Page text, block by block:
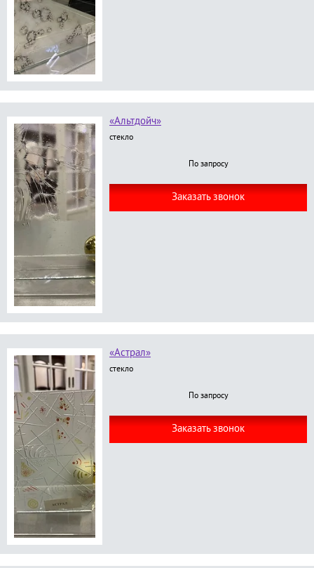
«Альтдойч»
стекло
По запросу
Заказать звонок
«Астрал»
стекло
По запросу
Заказать звонок